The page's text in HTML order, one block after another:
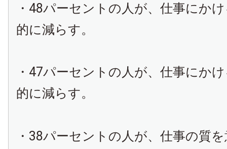
・48パーセントの人が、仕事にか
的に減らす。
・47パーセントの人が、仕事にか
的に減らす。
・38パーセントの人が、仕事の質